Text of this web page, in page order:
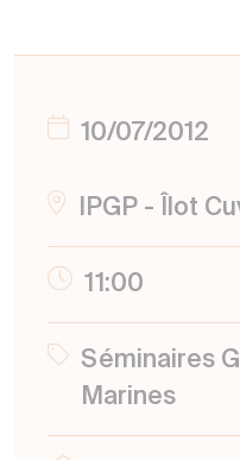
10/07/2012
IPGP - Îlot
11:00
Séminaires
Marines